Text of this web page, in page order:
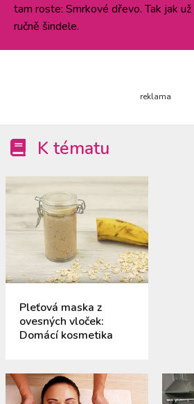
tam roste: Smrkové dřevo. Tak jak
ručně šindele.
reklama
K tématu
Pleťová maska z
ovesných vloček:
Domácí kosmetika